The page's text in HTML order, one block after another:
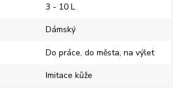
3 - 10 L
Dámský
Do práce, do města, na výlet
Imitace kůže